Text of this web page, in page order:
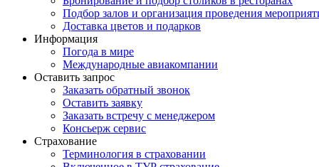
Подбор залов и организация проведения
Доставка цветов и подарков
Информация
Погода в мире
Международные авиакомпании
Оставить запрос
Заказать обратный звонок
Оставить заявку
Заказать встречу с менеджером
Консьерж сервис
Страхование
Терминология в страховании